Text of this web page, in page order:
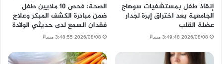
إنقاذ طفل بمستشفيات سوهاج
الجامعية بعد اختراق إبرة لجدار
عضلة القلب
2026/08/08 3:49:48 مساءً
الصحة: فحص 10 ملايين طفل
ضمن مبادرة الكشف المبكر وعلاج
فقدان السمع لدى حديثي الولادة
2026/08/08 3:48:55 مساءً